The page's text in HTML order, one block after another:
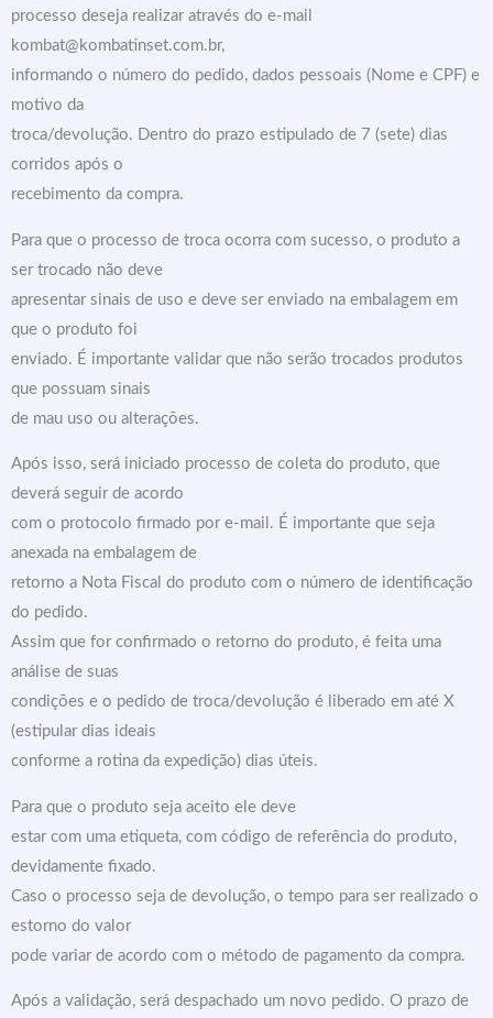
processo deseja realizar através do e-mail
kombat@kombatinset.com.br,
informando o número do pedido, dados pessoais (Nome e CPF) e
motivo da
troca/devolução. Dentro do prazo estipulado de 7 (sete) dias
corridos após o
recebimento da compra.
Para que o processo de troca ocorra com sucesso, o produto a
ser trocado não deve
apresentar sinais de uso e deve ser enviado na embalagem em
que o produto foi
enviado. É importante validar que não serão trocados produtos
que possuam sinais
de mau uso ou alterações.
Após isso, será iniciado processo de coleta do produto, que
deverá seguir de acordo
com o protocolo firmado por e-mail. É importante que seja
anexada na embalagem de
retorno a Nota Fiscal do produto com o número de identificação
do pedido.
Assim que for confirmado o retorno do produto, é feita uma
análise de suas
condições e o pedido de troca/devolução é liberado em até X
(estipular dias ideais
conforme a rotina da expedição) dias úteis.
Para que o produto seja aceito ele deve
estar com uma etiqueta, com código de referência do produto,
devidamente fixado.
Caso o processo seja de devolução, o tempo para ser realizado o
estorno do valor
pode variar de acordo com o método de pagamento da compra.
Após a validação, será despachado um novo pedido. O prazo de